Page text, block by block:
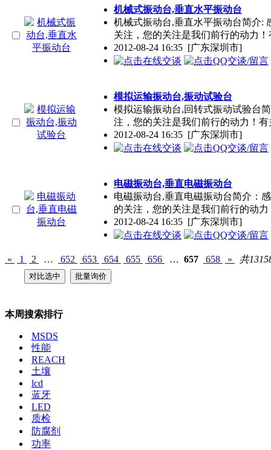
机械式振动台,垂直水平振动台
机械式振动台,垂直水平振动台简介:
关注，您的关注是我们前行的动力！
2012-08-24 16:35 [广东深圳市]
模拟运输振动台,振动试验台
模拟运输振动台,回转式振动试验台
注，您的关注是我们前行的动力！有
2012-08-24 16:35 [广东深圳市]
电磁振动台,垂直电磁振动台
电磁振动台,垂直电磁振动台简介：
的关注，您的关注是我们前行的动力
2012-08-24 16:35 [广东深圳市]
« 1 2 … 652 653 654 655 656 … 657 658 » 共
本周搜索排行
MSDS
性能
REACH
土壤
lcd
蓝牙
LED
质检
防腐剂
功率